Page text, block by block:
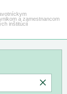
a zamestnancom
inštitúcií